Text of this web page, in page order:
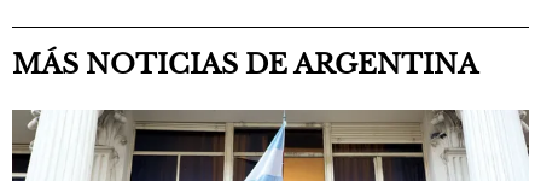
MÁS NOTICIAS DE ARGENTINA